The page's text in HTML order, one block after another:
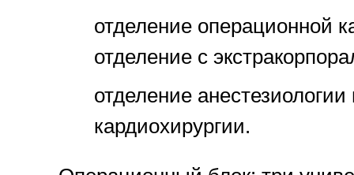
отделение операционной
отделение с
отделение
кардиохирургии.